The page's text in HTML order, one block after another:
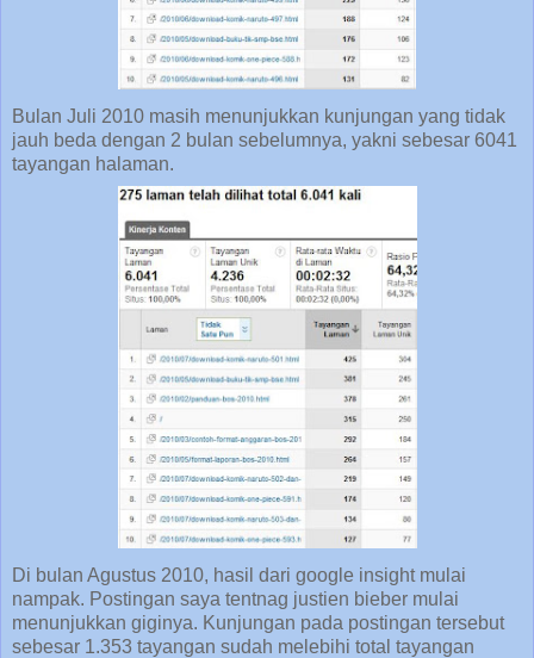
Bulan Juli 2010 masih menunjukkan kunjungan yang tidak
jauh beda dengan 2 bulan sebelumnya, yakni sebesar 6041
tayangan halaman.
Di bulan Agustus 2010, hasil dari google insight mulai
nampak. Postingan saya tentnag justien bieber mulai
menunjukkan giginya. Kunjungan pada postingan tersebut
sebesar 1.353 tayangan sudah melebihi total tayangan